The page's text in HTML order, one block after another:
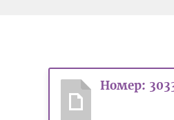
Номер: